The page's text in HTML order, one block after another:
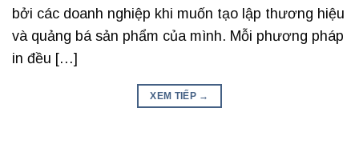
bởi các doanh nghiệp khi muốn tạo lập thương hiệu
và quảng bá sản phẩm của mình. Mỗi phương pháp
in đều […]
XEM TIẾP →